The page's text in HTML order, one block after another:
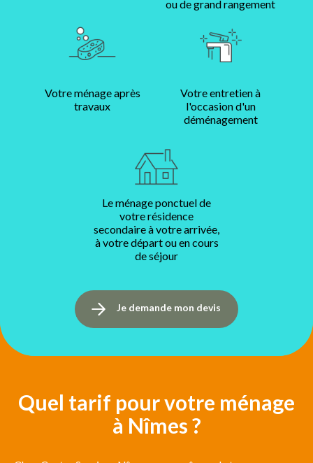
ou de grand rangement
Votre ménage après
travaux
Votre entretien à
l'occasion d'un
déménagement
Le ménage ponctuel de
votre résidence
secondaire à votre arrivée,
à votre départ ou en cours
de séjour
Je demande mon devis
Quel tarif pour votre ménage
à Nîmes ?